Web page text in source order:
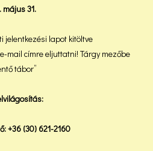
31.
jelentkezési lapot kitöltve
e-mail címre eljuttatni! Tárgy mezőbe
tábor”
+36 (30) 621-2160